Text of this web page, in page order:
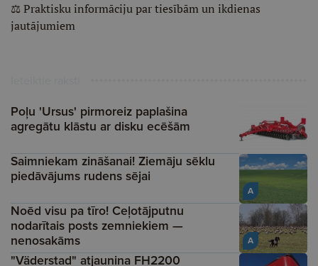
⚖️ Praktisku informāciju par tiesībām un ikdienas
jautājumiem
Poļu 'Ursus' pirmoreiz paplašina
agregātu klāstu ar disku ecēšām
A
Saimniekam zināšanai! Ziemāju sēklu
piedāvājums rudens sējai
A
Noēd visu pa tīro! Ceļotājputnu
nodarītais posts zemniekiem —
nenosakāms
"Väderstad" atjaunina FH2200